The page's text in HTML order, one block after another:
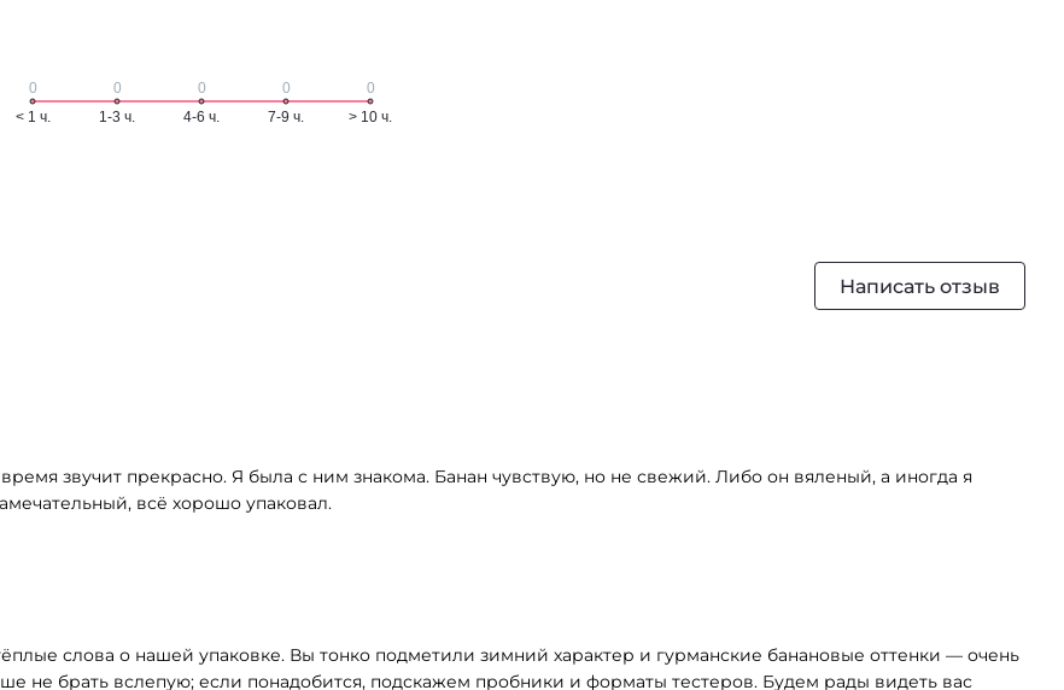
Написать отзыв
звучит прекрасно. Я была с ним знакома. Банан чувствую, но не свежий. Либо он вяленый, а иногда я
всё хорошо упаковал.
слова о нашей упаковке. Вы тонко подметили зимний характер и гурманские банановые оттенки — очень
не брать вслепую; если понадобится, подскажем пробники и форматы тестеров. Будем рады видеть вас